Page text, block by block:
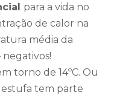
para a vida no
de calor na
média da
negativos!
torno de 14ºC. Ou
estufa tem parte